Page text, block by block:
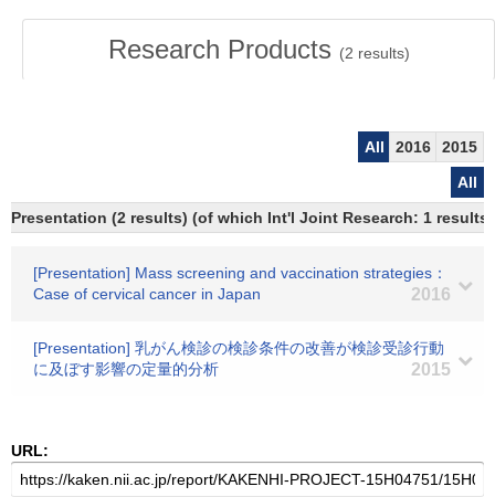
Research Products (2 results)
All 2016
2015
All
Presentation (2 results) (of which Int'l Joint Research: 1 results)
[Presentation] Mass screening and vaccination strategies：
Case of cervical cancer in Japan
2016
[Presentation] 乳がん検診の検診条件の改善が検診受診行動
に及ぼす影響の定量的分析
2015
URL: